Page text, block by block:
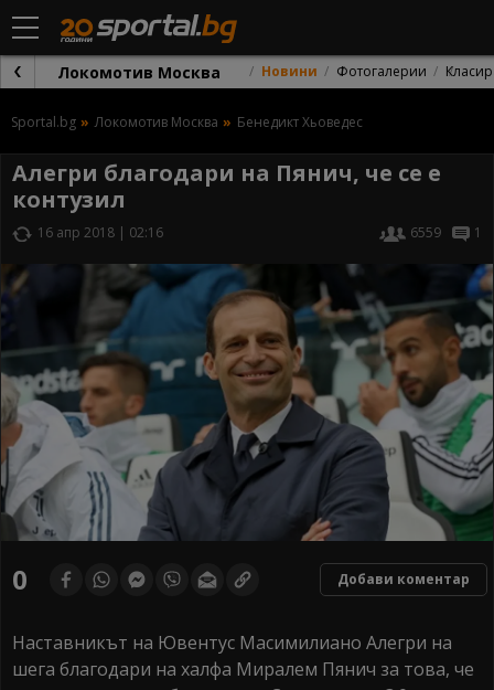
Локомотив Москва Новини Фотогалерии
Sportal.bg Локомотив Москва Бенедикт Хьоведес
Алегри благодари на Пянич, че се е
контузил
16 апр 2018 | 02:16 6559 1
0 Добави коментар
Наставникът на Ювентус Масимилиано Алегри на
шега благодари на халфа Миралем Пянич за това, че